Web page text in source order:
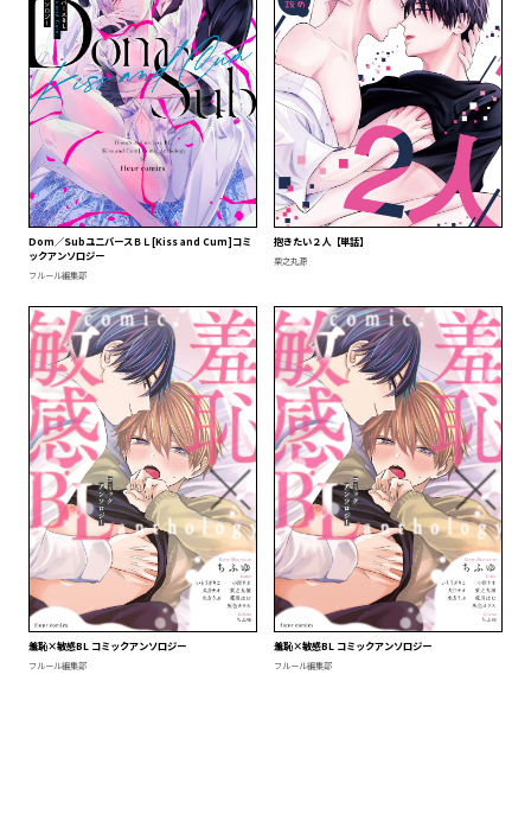
Dom／SubユニバースＢＬ[Kiss and Cum]コミ
ックアンソロジー
フルール編集部
抱きたい２人【単話】
栗之丸源
羞恥×敏感BL コミックアンソロジー
フルール編集部
羞恥×敏感BL コミックアンソロジー
フルール編集部